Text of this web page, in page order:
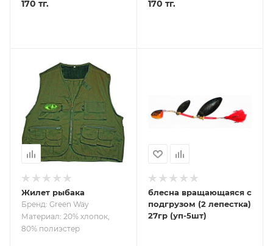
170 тг. 170 тг.
Жилет рыбака
Бренд: Green Way
Материал: 20% хлопок,
80% полиэстер
блесна вращающаяся с
подгрузом (2 лепестка)
27гр (уп-5шт)